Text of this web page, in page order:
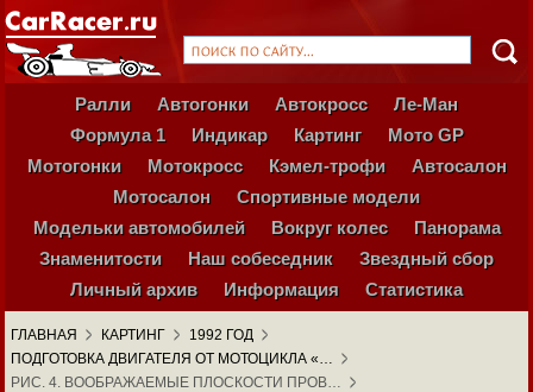
Ралли Автогонки Автокросс
Ле-Ман
Формула 1
Индикар Картинг
Мото GP
Мотогонки
Мотокросс Кэмел-трофи
Автосалон
Мотосалон
Спортивные модели
Модельки автомобилей
Вокруг колес
Панорама
Знаменитости
Наш собеседник
Звездный сбор
Личный архив
Информация Статистика
ГЛАВНАЯ КАРТИНГ
1992 ГОД
ПОДГОТОВКА ДВИГАТЕЛЯ ОТ МОТОЦИКЛА «…
РИС. 4. ВООБРАЖАЕМЫЕ ПЛОСКОСТИ ПРОВ…